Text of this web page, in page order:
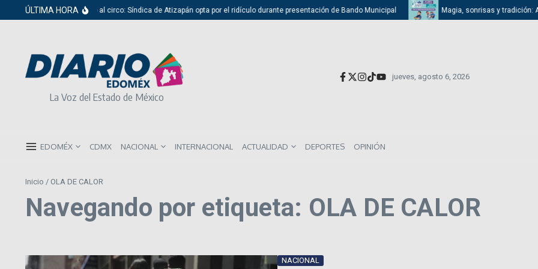
Saltar al contenido
ÚLTIMA HORA
Del cabildo al circo: Síndica de Atizapán opta por el ridículo durante presentación de Bando Municipal Magia, sonrisas y tradición:
La Voz del Estado de México
jueves, agosto 6, 2026
EDOMÉX CDMX NACIONAL INTERNACIONAL ACTUALIDAD DEPORTES OPINIÓN
Inicio / OLA DE CALOR
Navegando por etiqueta: OLA DE CALOR
NACIONAL